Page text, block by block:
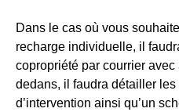
Dans le cas où vous
recharge individuelle, il
copropriété par courrier
dedans, il faudra détailler
d’intervention ainsi qu’un